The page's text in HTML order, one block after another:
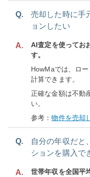
Q.
売却した時に手
ョンしたい
A.
AI査定を使ってお
す。
HowMaでは、ロ
計算できます。
正確な金額は不動
い。
参考：物件を売却
Q.
自分の年収だと
ションを購入で
A.
世帯年収を全国平